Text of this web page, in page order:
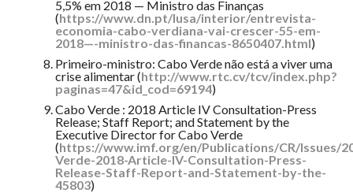
5,5% em 2018 — Ministro das Finanças
(https://www.dn.pt/lusa/interior/entrevista-
economia-cabo-verdiana-vai-crescer-55-em-
2018—-ministro-das-financas-8650407.html)
Primeiro-ministro: Cabo Verde não está a viver uma
crise alimentar (http://www.rtc.cv/tcv/index.php?
paginas=47&id_cod=69194)
Cabo Verde : 2018 Article IV Consultation-Press
Release; Staff Report; and Statement by the
Executive Director for Cabo Verde
(https://www.imf.org/en/Publications/CR/Issues/
Verde-2018-Article-IV-Consultation-Press-
Release-Staff-Report-and-Statement-by-the-
45803)